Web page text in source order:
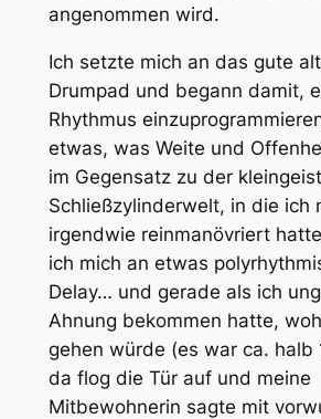
angenommen wird.
Ich setzte mich an das gute
Drumpad und begann damit,
Rhythmus
etwas, was Weite und
im Gegensatz zu der
Schließzylinderwelt, in die ich
irgendwie reinmanövriert
ich mich an etwas
Delay… und gerade als ich
Ahnung bekommen hatte,
gehen würde (es war ca. halb
da flog die Tür auf und meine
Mitbewohnerin sagte mit